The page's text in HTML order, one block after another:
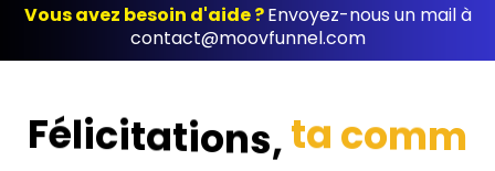
Vous avez besoin d'aide ?Envoyez-nous un mail à
contact@moovfunnel.com
Félicitations,ta comm